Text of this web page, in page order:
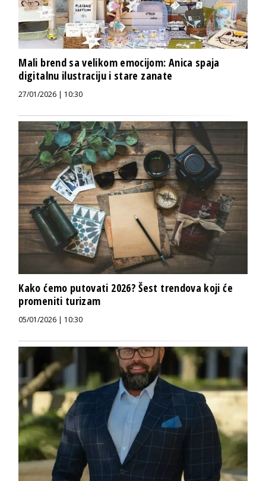
Mali brend sa velikom emocijom: Anica spaja
digitalnu ilustraciju i stare zanate
27/01/2026 | 10:30
Kako ćemo putovati 2026? Šest trendova koji će
promeniti turizam
05/01/2026 | 10:30